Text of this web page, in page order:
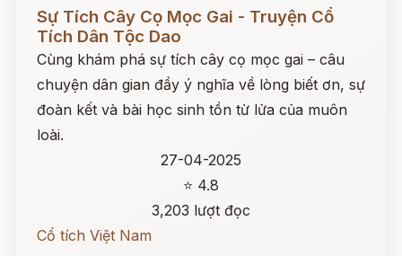
Sự Tích Cây Cọ Mọc Gai - Truyện Cổ
Tích Dân Tộc Dao
Cùng khám phá sự tích cây cọ mọc gai – câu
chuyện dân gian đầy ý nghĩa về lòng biết ơn, sự
đoàn kết và bài học sinh tồn từ lửa của muôn
loài.
27-04-2025
⭐ 4.8
3,203 lượt đọc
Cổ tích Việt Nam